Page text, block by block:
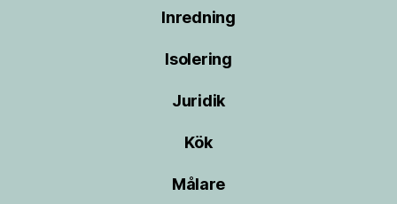
Inredning
Isolering
Juridik
Kök
Målare